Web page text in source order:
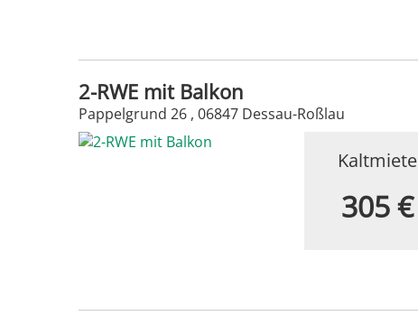
2-RWE mit Balkon
Pappelgrund 26 , 06847 Dessau-Roßlau
Kaltmiete
305 €